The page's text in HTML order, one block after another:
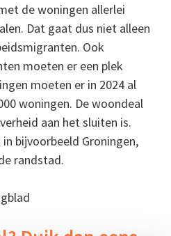
de woningen allerlei
Dat gaat dus niet alleen
Ook
moeten er een plek
moeten er in 2024 al
woningen. De woondeal
aan het sluiten is.
bijvoorbeeld Groningen,
randstad.